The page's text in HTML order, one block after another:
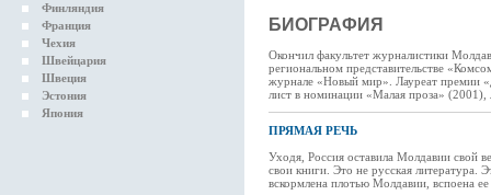
Финляндия
Франция
Чехия
Швейцария
Швеция
Эстония
Япония
БИОГРАФИЯ
Окончил факультет журналистики
региональном представительстве
журнале «Новый мир». Лауреат премии
лист в номинации «Малая проза» (2001),
ПРЯМАЯ РЕЧЬ
Уходя, Россия оставила Молдавии свой
свои книги. Это не русская литература.
вскормлена плотью Молдавии, вспоена